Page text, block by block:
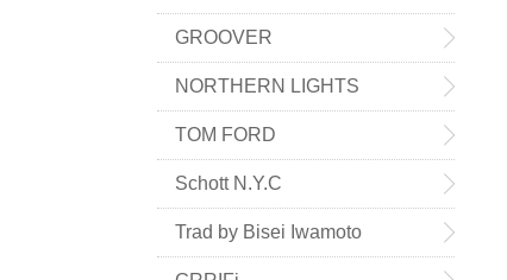
GROOVER
NORTHERN LIGHTS
TOM FORD
Schott N.Y.C
Trad by Bisei Iwamoto